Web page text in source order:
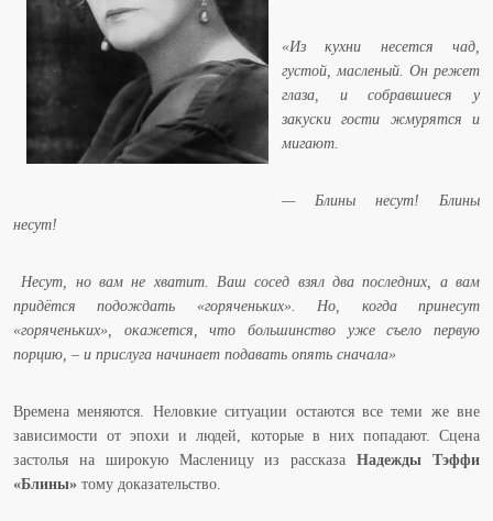
«Из кухни несется чад,
густой, масленый. Он режет
глаза, и собравшиеся у
закуски гости жмурятся и
мигают.
— Блины несут! Блины
несут!
Несут, но вам не хватит. Ваш сосед взял два последних, а вам
придётся подождать «горяченьких». Но, когда принесут
«горяченьких», окажется, что большинство уже съело первую
порцию, – и прислуга начинает подавать опять сначала»
Времена меняются. Неловкие ситуации остаются все теми же вне
зависимости от эпохи и людей, которые в них попадают. Сцена
застолья на широкую Масленицу из рассказаНадежды Тэффи
«Блины» тому доказательство.